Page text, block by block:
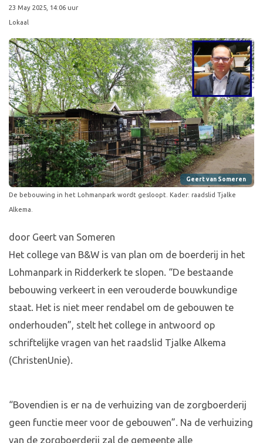
23 May 2025, 14:06 uur
Lokaal
Geert van Someren
De bebouwing in het Lohmanpark wordt gesloopt. Kader: raadslid Tjalke
Alkema.
door Geert van Someren
Het college van B&W is van plan om de boerderij in het
Lohmanpark in Ridderkerk te slopen. “De bestaande
bebouwing verkeert in een verouderde bouwkundige
staat. Het is niet meer rendabel om de gebouwen te
onderhouden”, stelt het college in antwoord op
schriftelijke vragen van het raadslid Tjalke Alkema
(ChristenUnie).
“Bovendien is er na de verhuizing van de zorgboerderij
geen functie meer voor de gebouwen”. Na de verhuizing
van de zorgboerderij zal de gemeente alle